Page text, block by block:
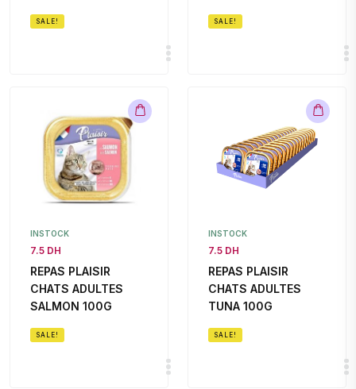
SALE! SALE!
INSTOCK
7.5 DH
REPAS PLAISIR
CHATS ADULTES
SALMON 100G
SALE!
INSTOCK
7.5 DH
REPAS PLAISIR
CHATS ADULTES
TUNA 100G
SALE!